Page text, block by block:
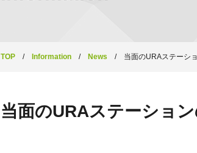
TOP / Information / News / 当面のURAステーシ
当面のURAステーショ